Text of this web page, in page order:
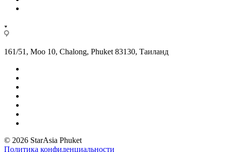
161/51, Moo 10, Chalong, Phuket 83130, Таиланд
© 2026 StarAsia Phuket
Политика конфиденциальности